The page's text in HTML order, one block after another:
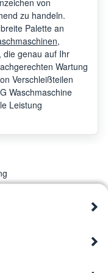
zu handeln.
Palette an
,
die genau auf Ihr
Wartung
Verschleißteilen
Waschmaschine
Leistung